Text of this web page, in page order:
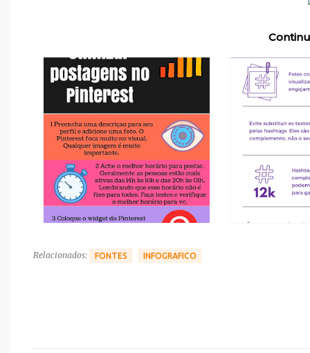
Relacionados: FONTES INFOGRAFICO